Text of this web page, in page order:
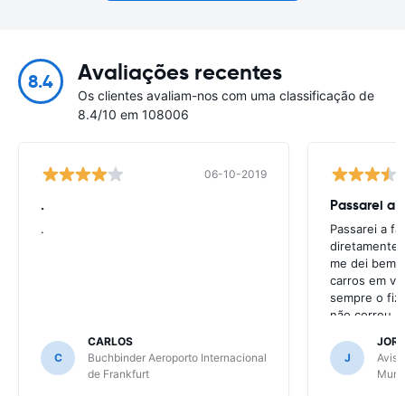
8.4 Avaliações recentes
Os clientes avaliam-nos com uma classificação de
8.4/10 em 108006
06-10-2019
.
.
C
CARLOS
Buchbinder Aeroporto Internacional
de Frankfurt
Passarei a
Passarei a
diretamente
me dei bem
carros em
sempre o fiz
não correu
J
Avis